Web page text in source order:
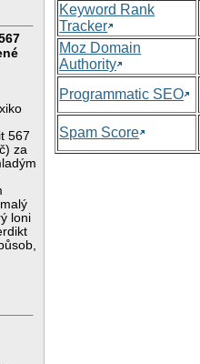
567
za
loni
Keyword Rank
Tracker
Moz Domain
Authority
Programmatic SEO
Spam Score